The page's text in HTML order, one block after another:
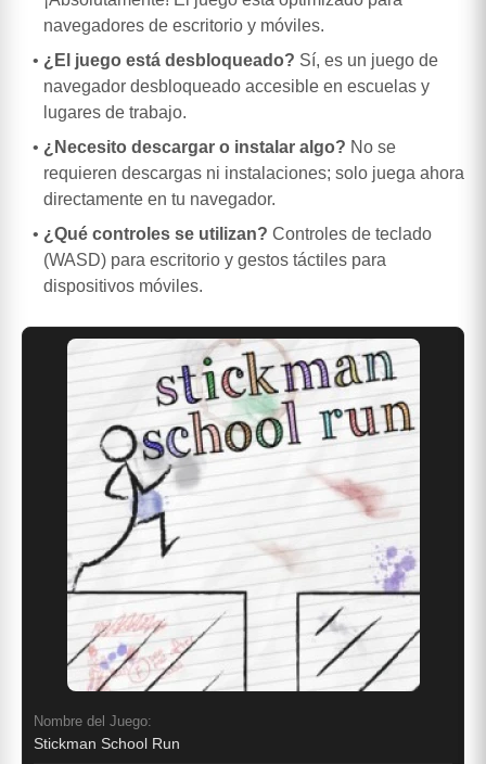
navegadores de escritorio y móviles.
¿El juego está desbloqueado? Sí, es un juego de
navegador desbloqueado accesible en escuelas y
lugares de trabajo.
¿Necesito descargar o instalar algo? No se
requieren descargas ni instalaciones; solo juega ahora
directamente en tu navegador.
¿Qué controles se utilizan? Controles de teclado
(WASD) para escritorio y gestos táctiles para
dispositivos móviles.
Nombre del Juego:
Stickman School Run